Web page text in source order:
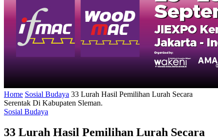
Home Sosial Budaya 33 Lurah Hasil Pemilihan Lurah Secara
Serentak Di Kabupaten Sleman.
Sosial Budaya
33 Lurah Hasil Pemilihan Lurah Secara